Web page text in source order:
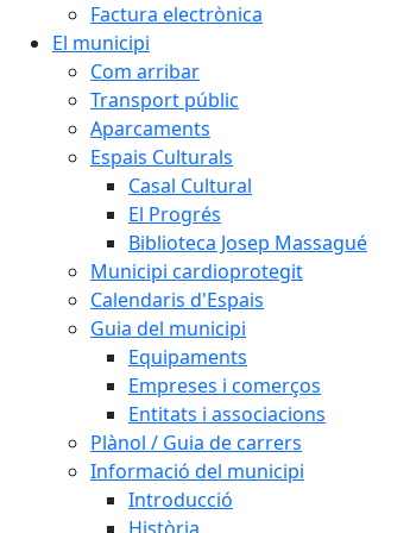
Factura electrònica
El municipi
Com arribar
Transport públic
Aparcaments
Espais Culturals
Casal Cultural
El Progrés
Biblioteca Josep Massagué
Municipi cardioprotegit
Calendaris d'Espais
Guia del municipi
Equipaments
Empreses i comerços
Entitats i associacions
Plànol / Guia de carrers
Informació del municipi
Introducció